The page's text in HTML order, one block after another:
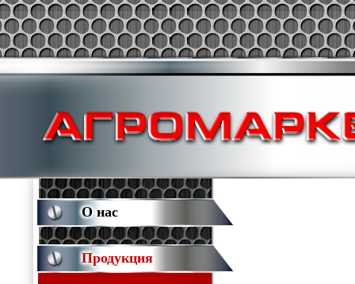
О нас
Продукция